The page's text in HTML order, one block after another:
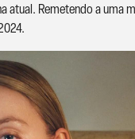
Remetendo a uma